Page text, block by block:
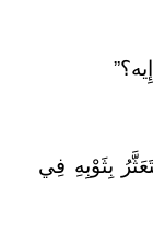
بِثَوْبِهِ فِي